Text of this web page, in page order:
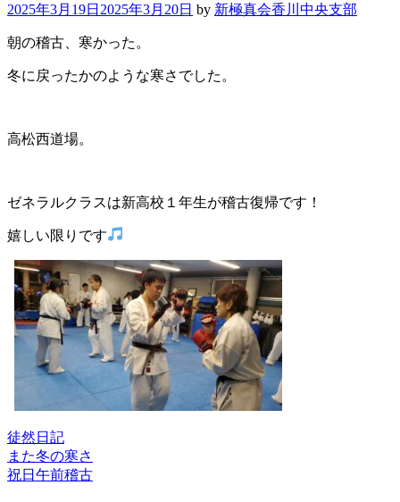
2025年3月19日 2025年3月20日 by 新極真会香川中央支部
朝の稽古、寒かった。
冬に戻ったかのような寒さでした。
高松西道場。
ゼネラルクラスは新高校１年生が稽古復帰です！
嬉しい限りです
徒然日記
投
稿
また冬の寒さ
祝日午前稽古